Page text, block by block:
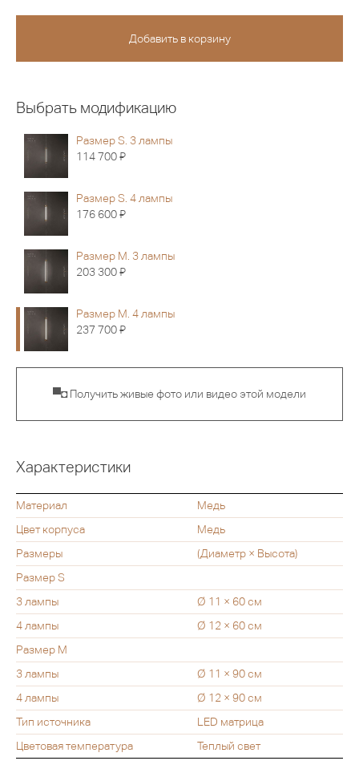
Выбрать модификацию
Размер S. 3 лампы
114 700Я
Размер S. 4 лампы
176 600Я
Размер M. 3 лампы
203 300Я
Размер M. 4 лампы
237 700Я
▀◘ Получить живые фото или видео этой модели
Характеристики
Материал
Медь
Цвет корпуса
Медь
Размеры
(Диаметр × Высота)
Размер S
3 лампы
Ø 11 × 60 см
4 лампы
Ø 12 × 60 см
Размер M
3 лампы
Ø 11 × 90 см
4 лампы
Ø 12 × 90 см
Тип источника
LED матрица
Цветовая температура
Теплый свет